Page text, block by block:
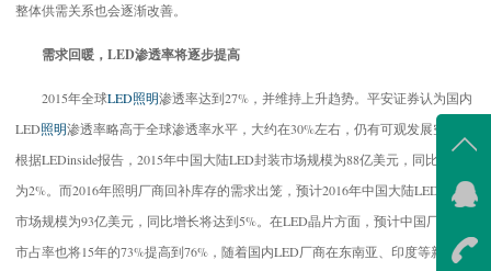
整体供需关系也会逐渐改善。
需求回暖，LED渗透率将逐步提高
2015年全球LED照明渗透率达到27%，并维持上升趋势。平安证券认为国内
LED照明渗透率略高于全球渗透率水平，大约在30%左右，仍有可观发展空间。
根据LEDinside报告，2015年中国大陆LED封装市场规模为88亿美元，同比增长
为2%。而2016年照明厂商回补库存的需求出笼，预计2016年中国大陆LED封装
市场规模为93亿美元，同比增长将达到5%。在LED晶片方面，预计中国厂商的
市占率也将15年的73%提高到76%，随着国内LED厂商在东南亚、印度等新兴市
在线
我